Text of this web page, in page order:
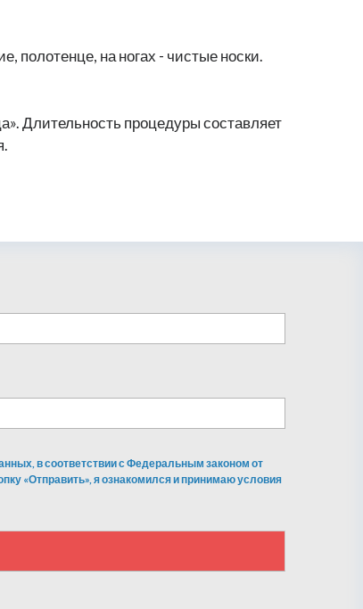
полотенце, на ногах - чистые носки.
Длительность процедуры составляет
в соответствии с Федеральным законом от
«Отправить», я ознакомился и принимаю условия